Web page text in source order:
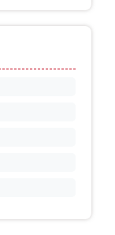
福建省龙岩市新罗区九一南路售后服务中心（需提前预约）